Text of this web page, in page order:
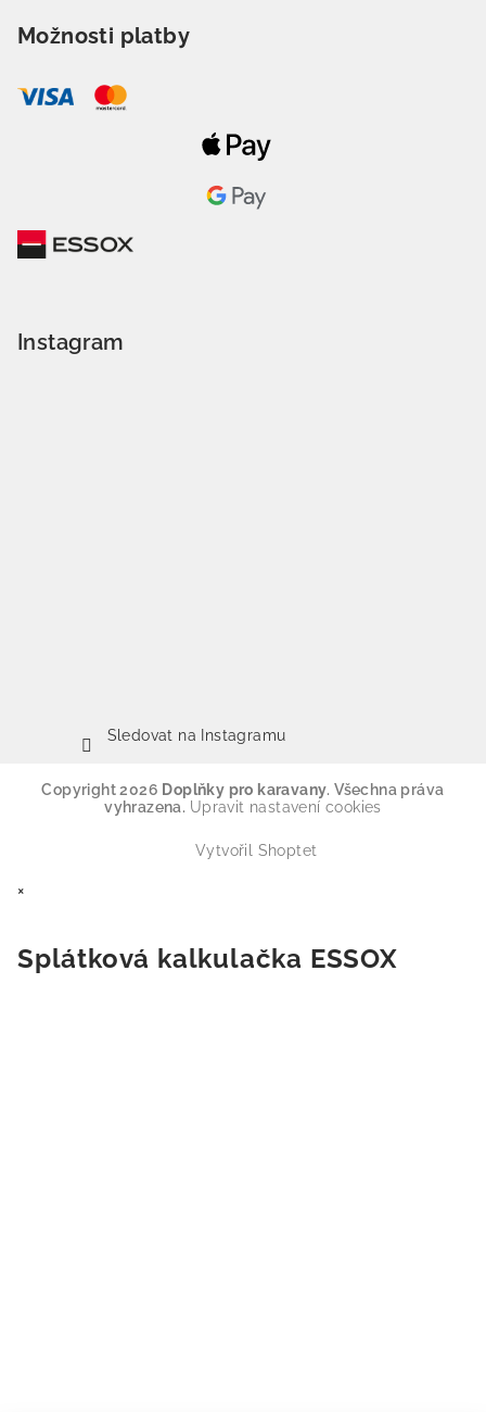
Možnosti platby
Instagram
Sledovat na Instagramu
Copyright 2026 Doplňky pro karavany. Všechna práva
vyhrazena. Upravit nastavení cookies
Vytvořil Shoptet
×
Splátková kalkulačka ESSOX